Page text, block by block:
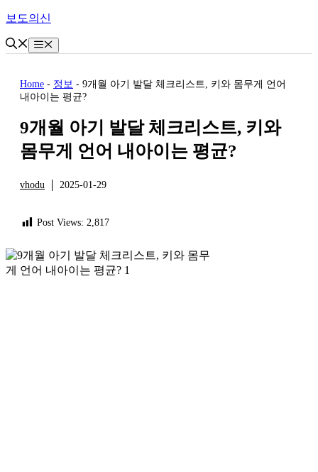
Skip
content
보도의신
Menu
Home - 정보 - 9개월 아기 발달 체크리스트, 키와 몸무게 언어
내아이는 평균?
9개월 아기 발달 체크리스트, 키와
몸무게 언어 내아이는 평균?
vhodu 2025-01-29
Post Views: 2,817